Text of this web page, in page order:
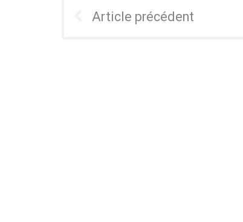
Article précédent